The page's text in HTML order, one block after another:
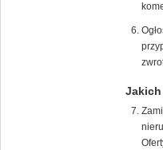
Jakich